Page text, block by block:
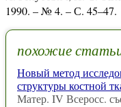
1990. – № 4. – С. 45–47.
похожие
Новый метод
структуры костной
Матер. IV Всеросс.